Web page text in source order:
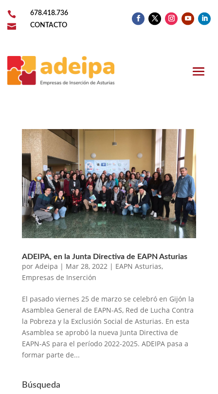
 678.418.736
 CONTACTO
ADEIPA, en la Junta Directiva de EAPN Asturias
por Adeipa | Mar 28, 2022| EAPN Asturias,
Empresas de Inserción
El pasado viernes 25 de marzo se celebró en Gijón la
Asamblea General de EAPN-AS, Red de Lucha Contra
la Pobreza y la Exclusión Social de Asturias. En esta
Asamblea se aprobó la nueva Junta Directiva de
EAPN-AS para el período 2022-2025. ADEIPA pasa a
formar parte de...
Búsqueda